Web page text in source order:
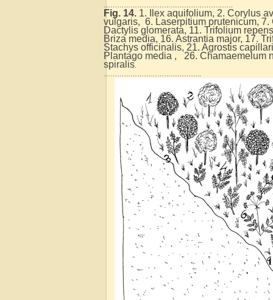
Fig. 14. 1. Ilex aquifolium, 2. Corylus
vulgaris, 6. Laserpitium prutenicum,
Dactylis glomerata, 11. Trifolium
Briza media, 16. Astrantia major, 17.
Stachys officinalis, 21. Agrostis
Plantago media , 26. Chamaemelum
spiralis